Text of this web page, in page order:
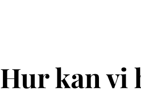
Hur kan vi